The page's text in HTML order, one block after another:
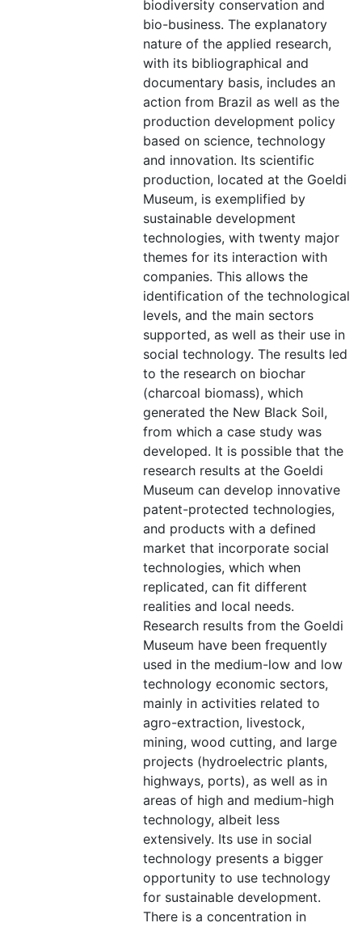
biodiversity conservation and
bio-business. The explanatory
nature of the applied research,
with its bibliographical and
documentary basis, includes an
action from Brazil as well as the
production development policy
based on science, technology
and innovation. Its scientific
production, located at the Goeldi
Museum, is exemplified by
sustainable development
technologies, with twenty major
themes for its interaction with
companies. This allows the
identification of the technological
levels, and the main sectors
supported, as well as their use in
social technology. The results led
to the research on biochar
(charcoal biomass), which
generated the New Black Soil,
from which a case study was
developed. It is possible that the
research results at the Goeldi
Museum can develop innovative
patent-protected technologies,
and products with a defined
market that incorporate social
technologies, which when
replicated, can fit different
realities and local needs.
Research results from the Goeldi
Museum have been frequently
used in the medium-low and low
technology economic sectors,
mainly in activities related to
agro-extraction, livestock,
mining, wood cutting, and large
projects (hydroelectric plants,
highways, ports), as well as in
areas of high and medium-high
technology, albeit less
extensively. Its use in social
technology presents a bigger
opportunity to use technology
for sustainable development.
There is a concentration in